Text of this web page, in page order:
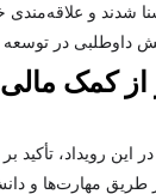
شدند و
داوطلبی در توسعه
از کمک مالی
در این رویداد،
طریق مهارت‌ها و